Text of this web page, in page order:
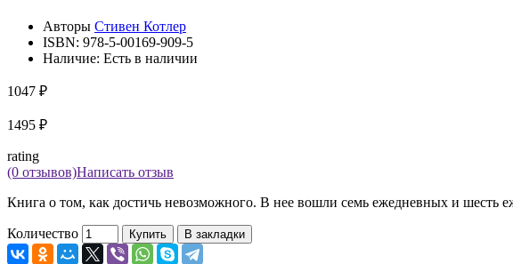
Авторы Стивен Котлер
ISBN: 978-5-00169-909-5
Наличие: Есть в наличии
1047 ₽
1495 ₽
rating
(0 отзывов)Написать отзыв
Книга о том, как достичь невозможного. В нее вошли семь ежедневных и шесть
Количество Купить В закладки